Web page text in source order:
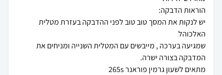
יש לנקות את המסך טוב טוב לפני ההדבקה בעזרת מטלית
שמגיעה בערכה , מייבשים עם המטלית השנייה ומניחים את
מתאים לשעון גרמין פוראנר 265s